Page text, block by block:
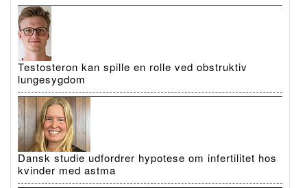
Testosteron kan spille en rolle ved obstruktiv
lungesygdom
Dansk studie udfordrer hypotese om infertilitet hos
kvinder med astma